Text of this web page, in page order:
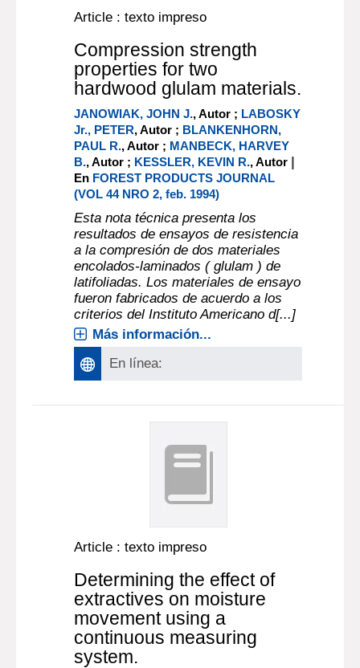
Article : texto impreso
Compression strength
properties for two
hardwood glulam materials.
JANOWIAK, JOHN J., Autor ; LABOSKY
Jr., PETER, Autor ; BLANKENHORN,
PAUL R., Autor ; MANBECK, HARVEY
B., Autor ; KESSLER, KEVIN R., Autor |
En FOREST PRODUCTS JOURNAL
(VOL 44 NRO 2, feb. 1994)
Esta nota técnica presenta los
resultados de ensayos de resistencia
a la compresión de dos materiales
encolados-laminados ( glulam ) de
latifoliadas. Los materiales de ensayo
fueron fabricados de acuerdo a los
criterios del Instituto Americano d[...]
Más información...
En línea:
Article : texto impreso
Determining the effect of
extractives on moisture
movement using a
continuous measuring
system.